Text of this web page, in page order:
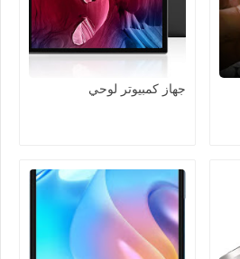
جهاز كمبيوتر لوحي